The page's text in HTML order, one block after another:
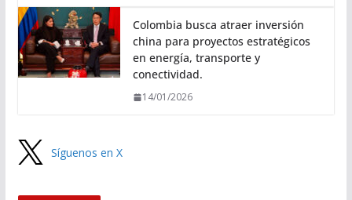
Colombia busca atraer inversión
china para proyectos estratégicos
en energía, transporte y
conectividad.
14/01/2026
Síguenos en X